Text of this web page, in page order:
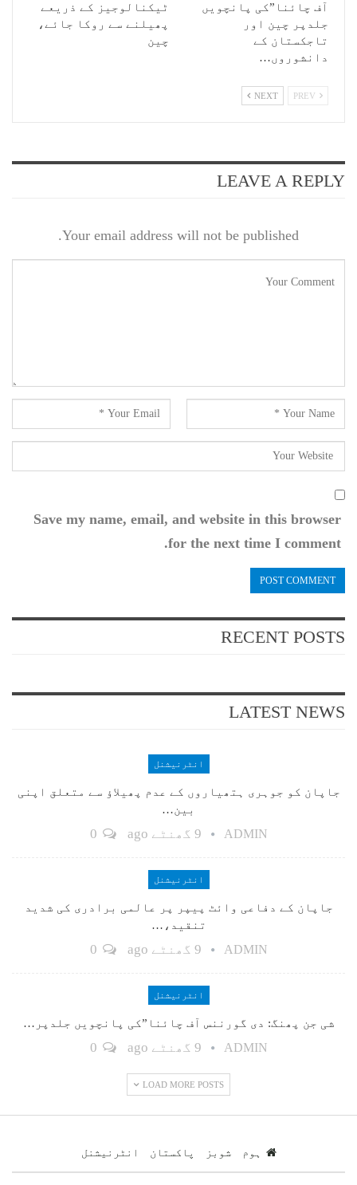
آف چائنا”کی پانچویں
جلدپر چین اور
تاجکستان کے
دانشوروں…
ٹیکنالوجیز کے ذریعے
پھیلنے سے روکا جائے،
چین
NEXT
LEAVE A REPLY
Your email address will not be published.
Save my name, email, and website in this browser
for the next time I comment.
RECENT POSTS
LATEST NEWS
انٹرنیشنل
جاپان کو جوہری ہتھیاروں کے عدم پھیلاؤ سے متعلق اپنی
بین…
ADMIN 9 گھنٹے ago
انٹرنیشنل
جاپان کے دفاعی وائٹ پیپر پر عالمی برادری کی شدید
تنقید،…
ADMIN 9 گھنٹے ago
انٹرنیشنل
شی جن پھنگ: دی گورننس آف چائنا”کی پانچویں جلدپر…
ADMIN 9 گھنٹے ago
LOAD MORE POSTS
ہوم شوبز پاکستان انٹرنیشنل